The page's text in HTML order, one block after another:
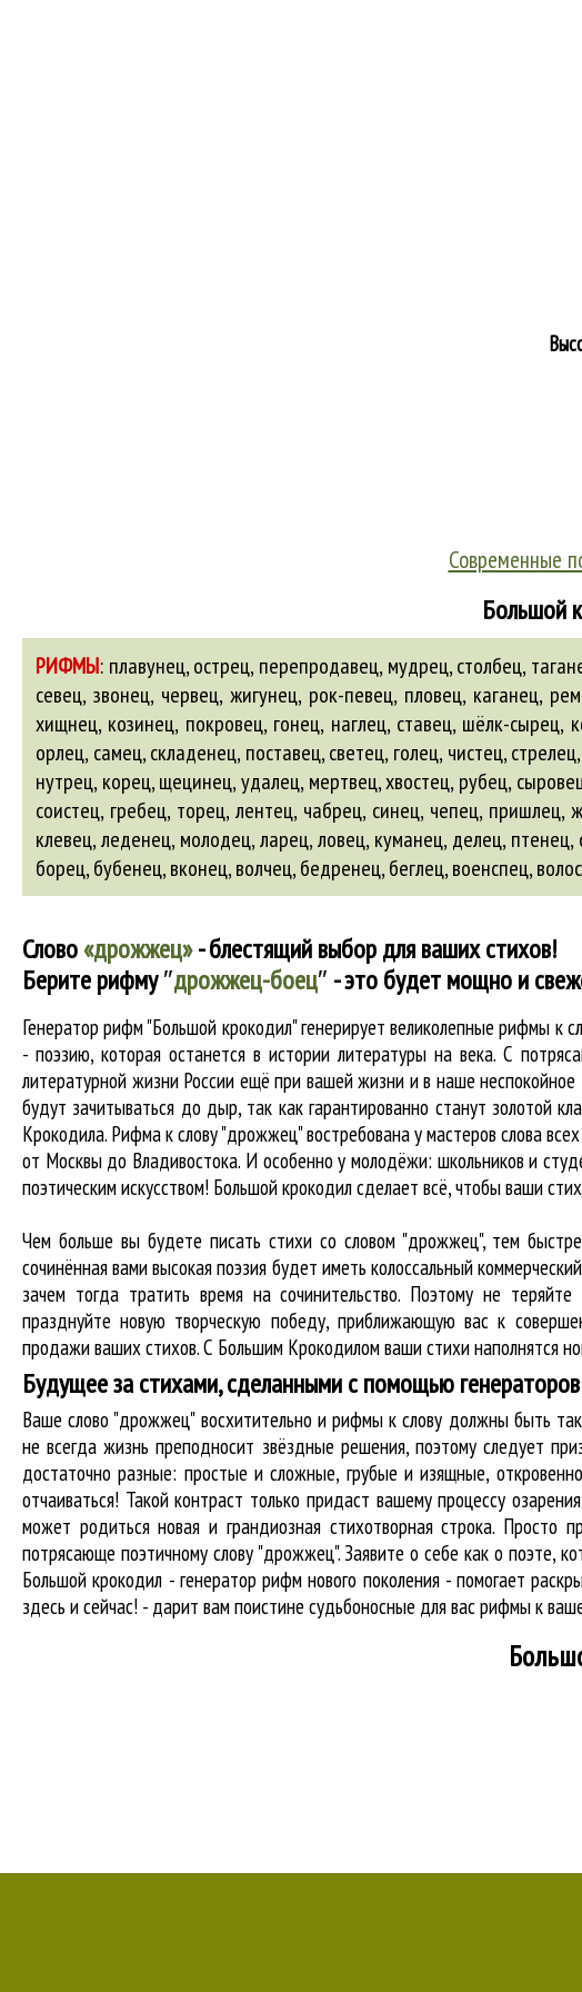
Современные
Большой
РИФМЫ: плавунец, острец, перепродавец, мудрец, столбец,
севец, звонец, червец, жигунец, рок-певец, пловец, каганец,
хищнец, козинец, покровец, гонец, наглец, ставец, шёлк-сырец,
орлец, самец, складенец, поставец, светец, голец, чистец,
нутрец, корец, щецинец, удалец, мертвец, хвостец, рубец,
соистец, гребец, торец, лентец, чабрец, синец, чепец,
клевец, леденец, молодец, ларец, ловец, куманец, делец,
борец,бубенец,вконец,волчец,бедренец,беглец,военспец,
Слово«дрожжец»- блестящий выбор для ваших стихов!
Берите рифму″дрожжец-боец″ - это будет мощно и
Генератор рифм "Большой крокодил" генерирует великолепныерифмы к
- поэзию, которая останется в истории литературы на века. С
литературной жизни России ещё при вашей жизни и в наше неспокойное
будут зачитываться до дыр, так как гарантированно станут золотой
Крокодила. Рифма к слову "дрожжец" востребована у мастеров слова
от Москвы до Владивостока. И особенно у молодёжи: школьников и
поэтическим искусством! Большой крокодил cделает всё, чтобы ваши
Чем больше вы будете писать стихи со словом "дрожжец", тем
сочинённая вами высокая поэзия будет иметь колоссальный
зачем тогда тратить время на сочинительство. Поэтому не
празднуйте новую творческую победу, приближающую вас к
продажи ваших стихов. С Большим Крокодилом ваши стихи наполнятся
Будущее за стихами, сделанными с помощью
Ваше слово "дрожжец" восхитительно и рифмы к слову должны быть
не всегда жизнь преподносит звёздные решения, поэтому следует
достаточно разные: простые и сложные, грубые и изящные,
отчаиваться! Такой контраст только придаст вашему процессу
может родиться новая и грандиозная стихотворная строка.
потрясающе поэтичному слову "дрожжец". Заявите о себе как о поэте,
Большой крокодил - генератор рифм нового поколения - помогает
здесь и сейчас! - дарит вам поистине судьбоносные для вас рифмы к